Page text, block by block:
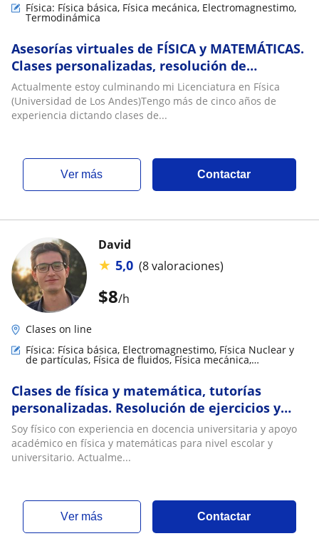
Física: Física básica, Física mecánica, Electromagnestimo,
Termodinámica
Asesorías virtuales de FÍSICA y MATEMÁTICAS.
Clases personalizadas, resolución de
ejercicios
Actualmente estoy culminando mi Licenciatura en Física
(Universidad de Los Andes)Tengo más de cinco años de
experiencia dictando clases de...
ver más Contactar
$8/h
David
★ 5,0 (8 valoraciones)
Clases on line
Física: Física básica, Electromagnestimo, Física Nuclear y
de partículas, Física de fluidos, Física mecánica,
Electrodinámica
Clases de física y matemática, tutorías
personalizadas. Resolución de ejercicios y
talleres
Soy físico con experiencia en docencia universitaria y apoyo
académico en física y matemáticas para nivel escolar y
universitario. Actualme...
ver más Contactar